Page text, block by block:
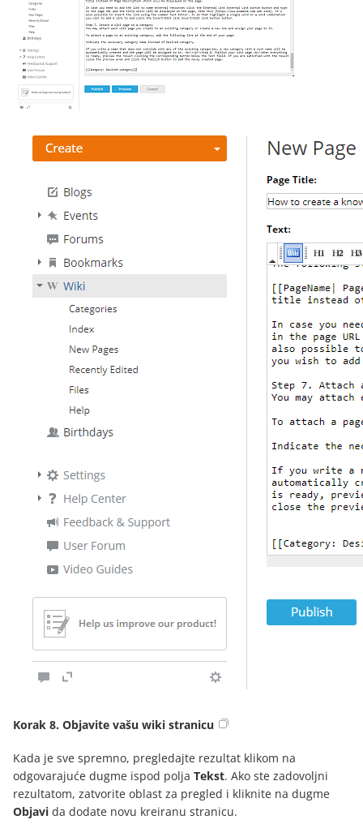
Korak 8. Objavite vašu wiki stranicu
Kada je sve spremno, pregledajte rezultat klikom na
odgovarajuće dugme ispod polja Tekst. Ako ste zadovoljni
rezultatom, zatvorite oblast za pregled i kliknite na dugme
Objavi da dodate novu kreiranu stranicu.